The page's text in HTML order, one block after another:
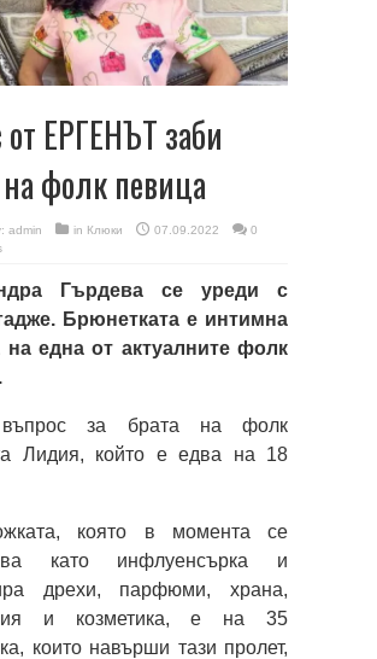
ЕРГЕНЪТ заби
фолк певица
admin in Клюки 07.09.2022
0
Гърдева се уреди с
Брюнетката е интимна
на една от актуалните фолк
за брата на фолк
Лидия, който е едва на 18
която в момента се
като инфлуенсърка и
дрехи, парфюми, храна,
и козметика, е на 35
които навърши тази пролет,